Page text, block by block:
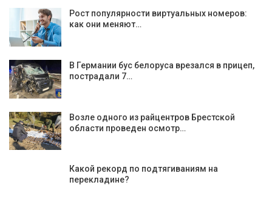
Рост популярности виртуальных номеров:
как они меняют…
В Германии бус белоруса врезался в прицеп,
пострадали 7…
Возле одного из райцентров Брестской
области проведен осмотр…
Какой рекорд по подтягиваниям на
перекладине?